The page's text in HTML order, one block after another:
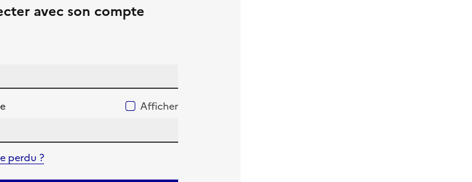
avec son compte
Afficher
perdu ?